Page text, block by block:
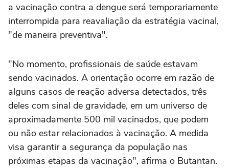
a vacinação contra a dengue será temporariamente
interrompida para reavaliação da estratégia vacinal,
"de maneira preventiva".
"No momento, profissionais de saúde estavam
sendo vacinados. A orientação ocorre em razão de
alguns casos de reação adversa detectados, três
deles com sinal de gravidade, em um universo de
aproximadamente 500 mil vacinados, que podem
ou não estar relacionados à vacinação. A medida
visa garantir a segurança da população nas
próximas etapas da vacinação", afirma o Butantan.